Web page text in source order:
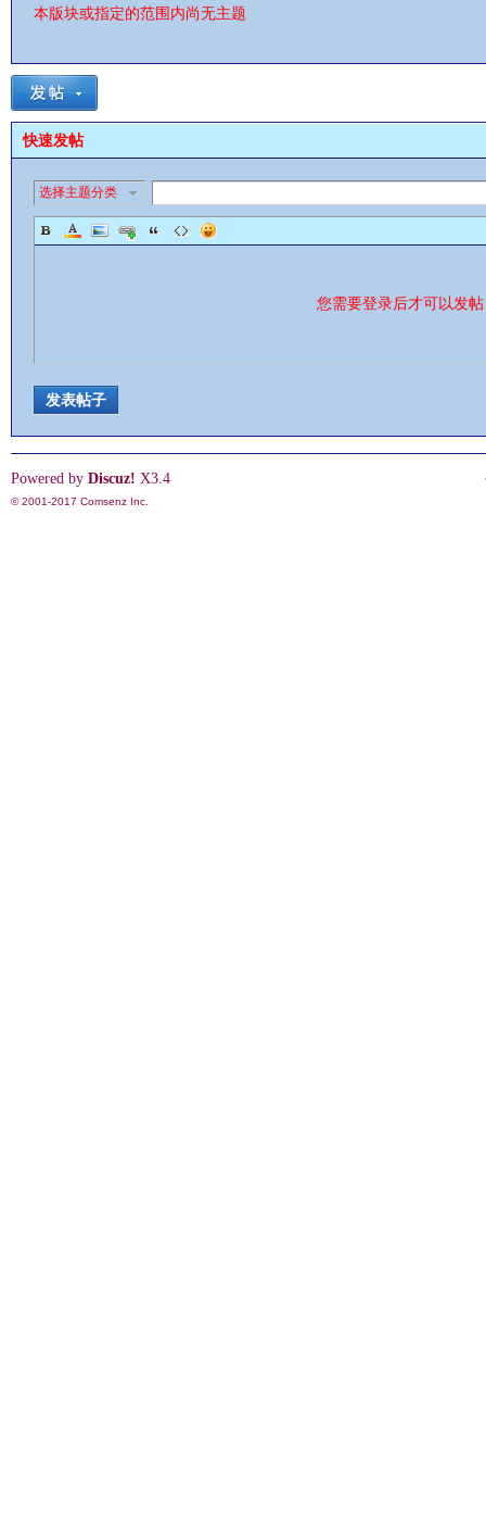
本版块或指定的范围内尚无主题
快速发帖
选择主题分类
您需要登录后才可以发
发表帖子
Powered by Discuz! X3.4
© 2001-2017 Comsenz Inc.